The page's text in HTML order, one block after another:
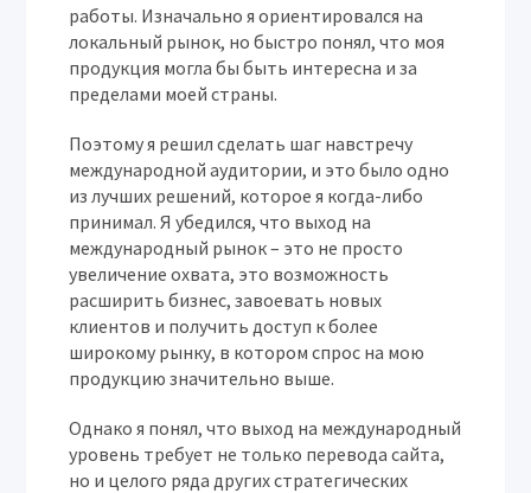
работы. Изначально я ориентировался на
локальный рынок, но быстро понял, что моя
продукция могла бы быть интересна и за
пределами моей страны.
Поэтому я решил сделать шаг навстречу
международной аудитории, и это было одно
из лучших решений, которое я когда-либо
принимал. Я убедился, что выход на
международный рынок – это не просто
увеличение охвата, это возможность
расширить бизнес, завоевать новых
клиентов и получить доступ к более
широкому рынку, в котором спрос на мою
продукцию значительно выше.
Однако я понял, что выход на международный
уровень требует не только перевода сайта,
но и целого ряда других стратегических